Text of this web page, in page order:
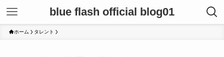
blue flash official blog01
ホーム タレント